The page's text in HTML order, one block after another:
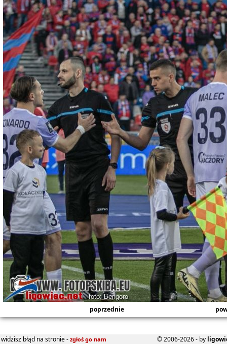
poprzednie
widzisz błąd na stronie - zgłoś go nam © 2006-2026 - by